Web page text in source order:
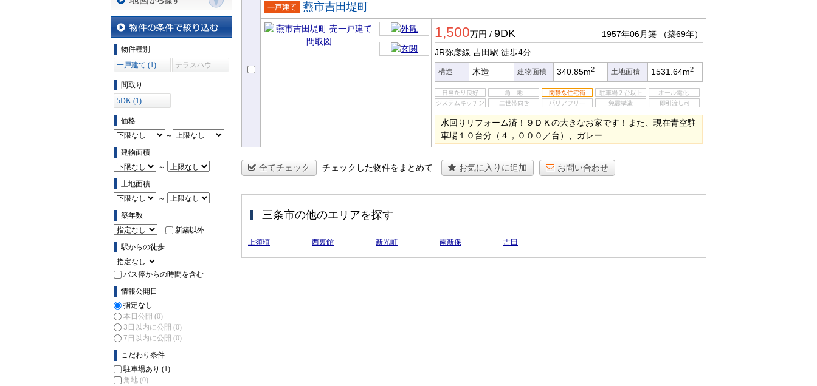
地図から探す
物件の条件で絞り込む
物件種別
一戸建て (1)
テラスハウ
間取り
5DK (1)
価格
～
建物面積
～
土地面積
～
築年数
新築以外
駅からの徒歩
バス停からの時間を含む
情報公開日
指定なし
本日公開 (0)
3日以内に公開 (0)
7日以内に公開 (0)
こだわり条件
駐車場あり (1)
角地 (0)
売一戸建
て
燕市吉田堤町
1,500万円 / 9DK 1957年06月築
（築69年）
JR弥彦線 吉田駅 徒歩4分
構造 木造 建物面積 340.85m2 土地面積 1531.64m2
水回りリフォーム済！９ＤＫの大きなお家です！また、現在青空駐
車場１０台分（４，０００／台）、ガレー…
全てチェック チェックした物件をまとめて お気に入りに追加 お問い合わせ
三条市の他のエリアを探す
上須頃 西裏館 新光町 南新保 吉田